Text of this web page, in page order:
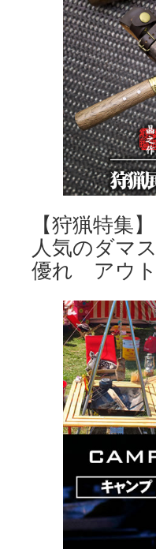
【狩猟特集】
人気のダマ
優れ アウ